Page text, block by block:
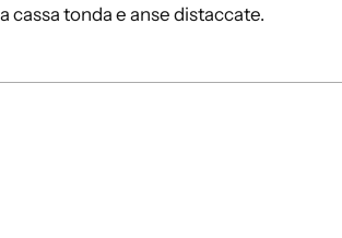
tonda e anse distaccate.